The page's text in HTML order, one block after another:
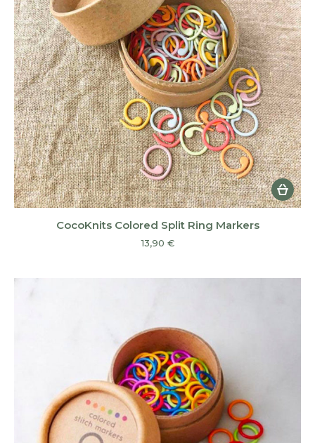
CocoKnits Colored Split Ring Markers
13,90 €